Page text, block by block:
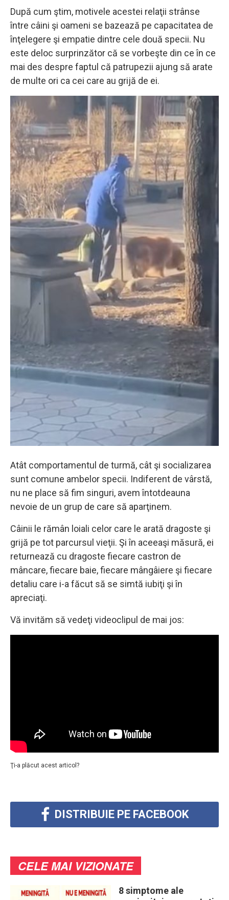
După cum ştim, motivele acestei relaţii strânse
între câini şi oameni se bazează pe capacitatea de
înţelegere şi empatie dintre cele două specii. Nu
este deloc surprinzător că se vorbeşte din ce în ce
mai des despre faptul că patrupezii ajung să arate
de multe ori ca cei care au grijă de ei.
Atât comportamentul de turmă, cât şi socializarea
sunt comune ambelor specii. Indiferent de vârstă,
nu ne place să fim singuri, avem întotdeauna
nevoie de un grup de care să aparţinem.
Câinii le rămân loiali celor care le arată dragoste şi
grijă pe tot parcursul vieţii. Şi în aceeaşi măsură, ei
returnează cu dragoste fiecare castron de
mâncare, fiecare baie, fiecare mângâiere şi fiecare
detaliu care i-a făcut să se simtă iubiţi şi în
apreciaţi.
Vă invităm să vedeţi videoclipul de mai jos:
Ţi-a plăcut acest articol?
DISTRIBUIE PE FACEBOOK
CELE MAI VIZIONATE
8 simptome ale